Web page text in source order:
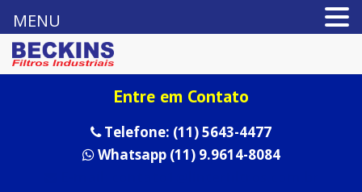
Entre em Contato
Telefone: (11) 5643-4477
Whatsapp (11) 9.9614-8084
MENU